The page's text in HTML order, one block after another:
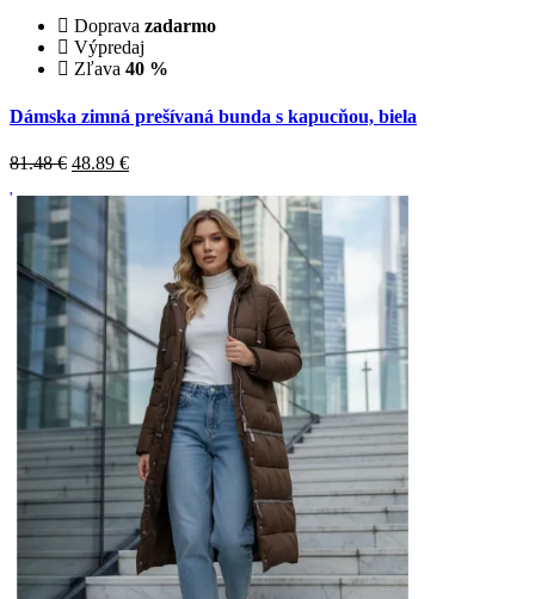
Doprava zadarmo
Výpredaj
Zľava 40 %
Dámska zimná prešívaná bunda s kapucňou, biela
81.48 € 48.89 €